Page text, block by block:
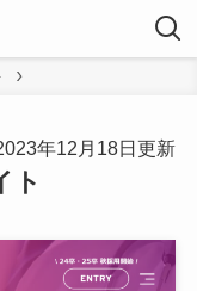
年12月18日更新
ト